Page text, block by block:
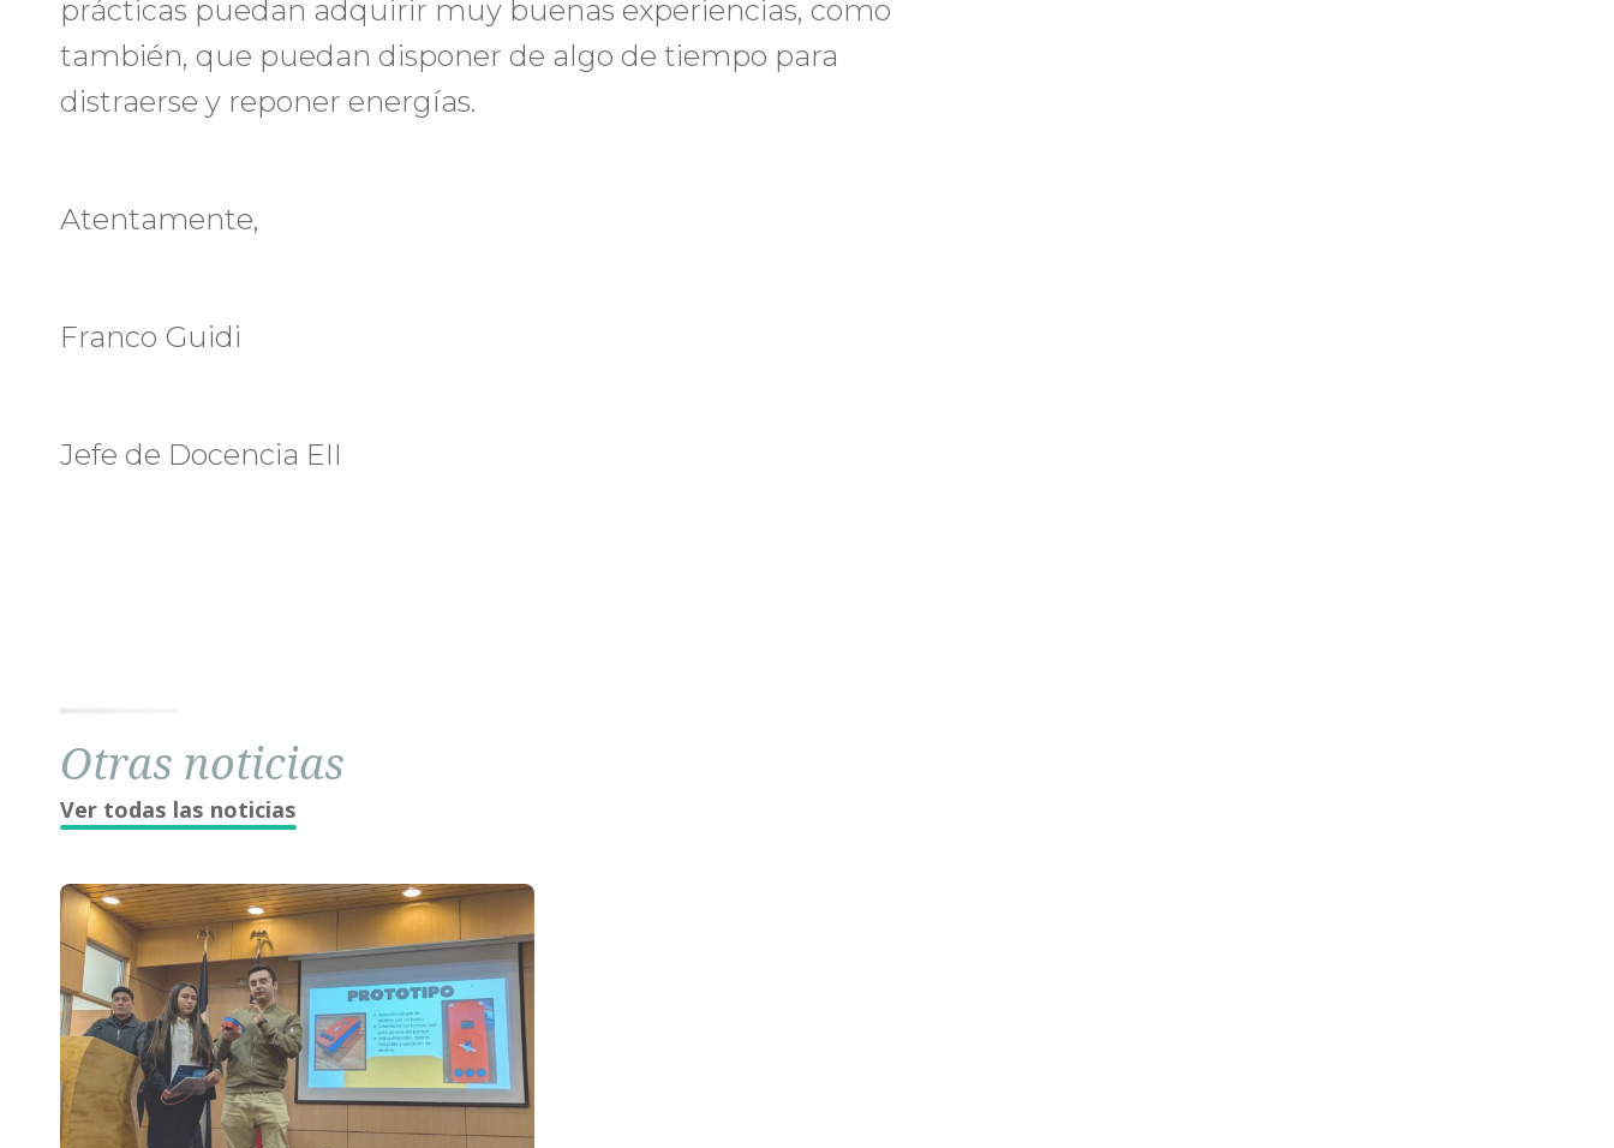
prácticas puedan adquirir muy buenas experiencias, como
también, que puedan disponer de algo de tiempo para
distraerse y reponer energías.
Atentamente,
Franco Guidi
Jefe de Docencia EII
Otras noticias
Ver todas las noticias